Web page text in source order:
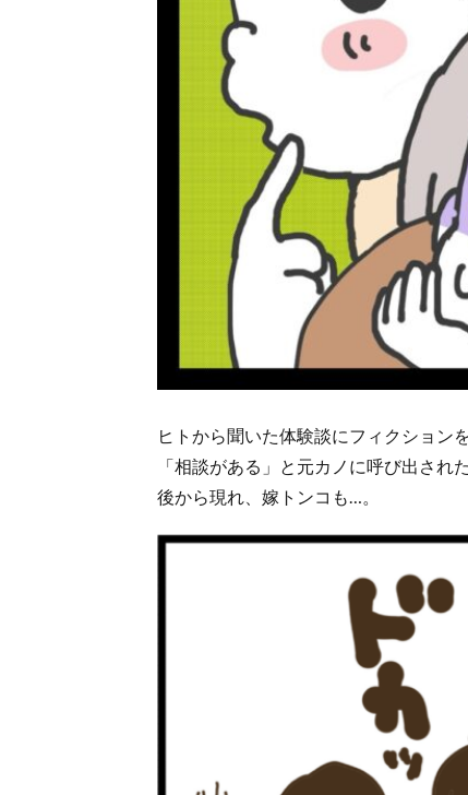
ヒトから聞いた体験談にフィクション
「相談がある」と元カノに呼び出さ
後から現れ、嫁トンコも…。